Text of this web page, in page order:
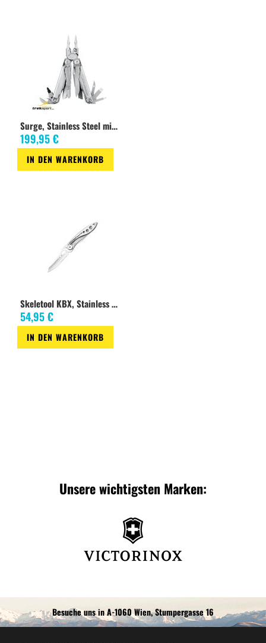
Surge, Stainless Steel mit Nylon Holster
199,95 €
IN DEN WARENKORB
Skeletool KBX, Stainless Steel
54,95 €
IN DEN WARENKORB
Unsere wichtigsten Marken:
Besuche uns in A-1060 Wien, Stumpergasse 16